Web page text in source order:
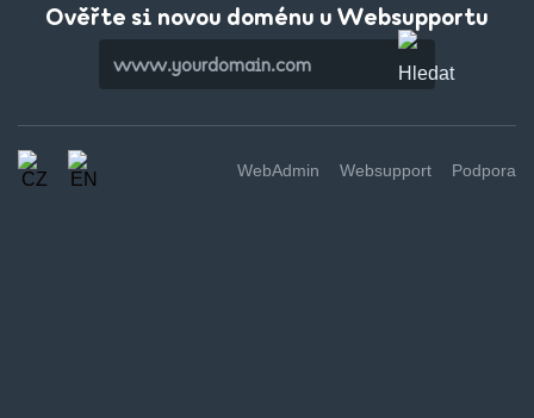
Ověřte si novou doménu u Websupportu
WebAdmin Websupport Podpora